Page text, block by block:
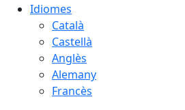
Idiomes
Català
Castellà
Anglès
Alemany
Francès